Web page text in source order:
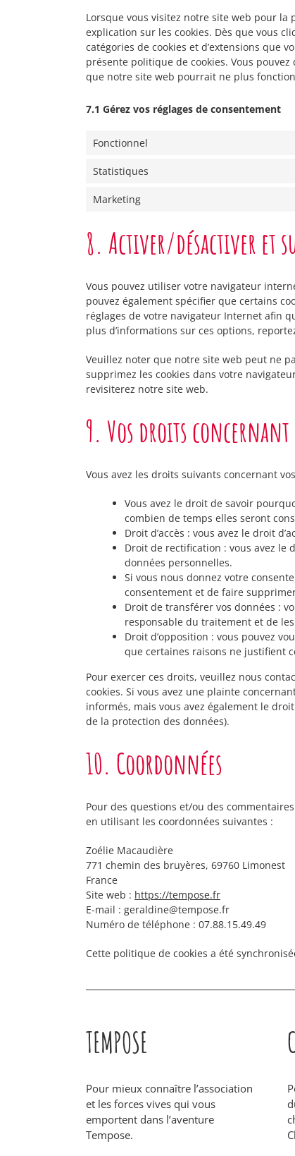
Lorsque vous visitez notre site web pour
explication sur les cookies. Dès que vous
catégories de cookies et d’extensions que
présente politique de cookies. Vous
que notre site web pourrait ne plus
7.1 Gérez vos réglages de consentement
Fonctionnel
Statistiques
Marketing
8. Activer/désactiver et
Vous pouvez utiliser votre navigateur
pouvez également spécifier que certains
réglages de votre navigateur Internet afin
plus d’informations sur ces options,
Veuillez noter que notre site web peut ne
supprimez les cookies dans votre
revisiterez notre site web.
9. Vos droits
Vous avez les droits suivants concernant
Vous avez le droit de savoir
combien de temps elles seront
Droit d’accès : vous avez le droit
Droit de rectification : vous avez
données personnelles.
Si vous nous donnez votre
consentement et de faire
Droit de transférer vos données :
responsable du traitement et de
Droit d’opposition : vous pouvez
que certaines raisons ne justifient
Pour exercer ces droits, veuillez nous
cookies. Si vous avez une plainte
informés, mais vous avez également le
de la protection des données).
10. Coordonnées
Pour des questions et/ou des
en utilisant les coordonnées suivantes :
Zoélie Macaudière
771 chemin des bruyères, 69760 Limonest
France
Site web : https://tempose.fr
E-mail : geraldine@tempose.fr
Numéro de téléphone : 07.88.15.49.49
Cette politique de cookies a été
TEMPOSE
Pour mieux connaître l’association
et les forces vives qui vous
emportent dans l’aventure
Tempose.